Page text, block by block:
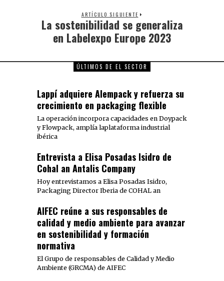
ARTÍCULO SIGUIENTE
La sostenibilidad se generaliza
en Labelexpo Europe 2023
ÚLTIMOS DE EL SECTOR
Lappí adquiere Alempack y refuerza su
crecimiento en packaging flexible
La operación incorpora capacidades en Doypack
y Flowpack, amplía laplataforma industrial
ibérica
Entrevista a Elisa Posadas Isidro de
Cohal an Antalis Company
Hoy entrevistamos a Elisa Posadas Isidro,
Packaging Director Iberia de COHAL an
AIFEC reúne a sus responsables de
calidad y medio ambiente para avanzar
en sostenibilidad y formación
normativa
El Grupo de responsables de Calidad y Medio
Ambiente (GRCMA) de AIFEC